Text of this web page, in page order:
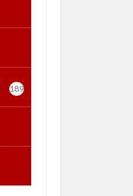
189